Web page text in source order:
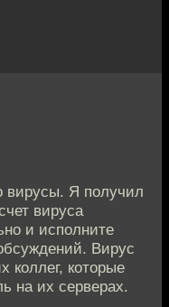
вирусы. Я получил
вируса
и исполните
Вирус
коллег, которые
на их серверах.